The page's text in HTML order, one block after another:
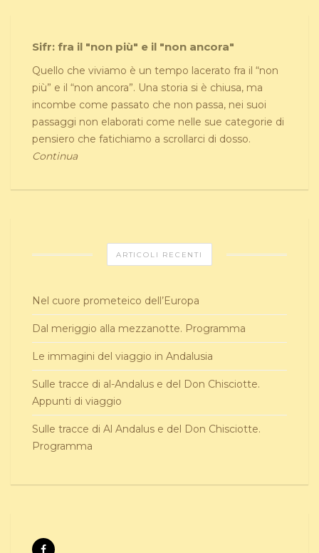
Sifr: fra il "non più" e il "non ancora"
Quello che viviamo è un tempo lacerato fra il “non
più” e il “non ancora”. Una storia si è chiusa, ma
incombe come passato che non passa, nei suoi
passaggi non elaborati come nelle sue categorie di
pensiero che fatichiamo a scrollarci di dosso.
Continua
ARTICOLI RECENTI
Nel cuore prometeico dell’Europa
Dal meriggio alla mezzanotte. Programma
Le immagini del viaggio in Andalusia
Sulle tracce di al-Andalus e del Don Chisciotte.
Appunti di viaggio
Sulle tracce di Al Andalus e del Don Chisciotte.
Programma